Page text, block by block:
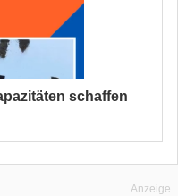
schaffen
Anzeige